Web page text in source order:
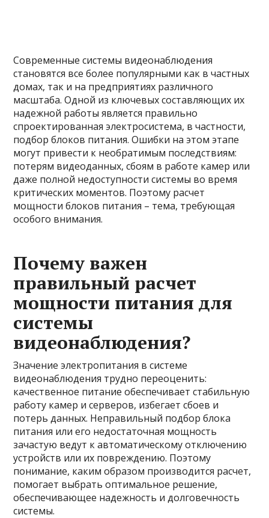
Современные системы видеонаблюдения
становятся все более популярными как в частных
домах, так и на предприятиях различного
масштаба. Одной из ключевых составляющих их
надежной работы является правильно
спроектированная электросистема, в частности,
подбор блоков питания. Ошибки на этом этапе
могут привести к необратимым последствиям:
потерям видеоданных, сбоям в работе камер или
даже полной недоступности системы во время
критических моментов. Поэтому расчет
мощности блоков питания – тема, требующая
особого внимания.
Почему важен
правильный расчет
мощности питания для
системы
видеонаблюдения?
Значение электропитания в системе
видеонаблюдения трудно переоценить:
качественное питание обеспечивает стабильную
работу камер и серверов, избегает сбоев и
потерь данных. Неправильный подбор блока
питания или его недостаточная мощность
зачастую ведут к автоматическому отключению
устройств или их повреждению. Поэтому
понимание, каким образом производится расчет,
помогает выбрать оптимальное решение,
обеспечивающее надежность и долговечность
системы.